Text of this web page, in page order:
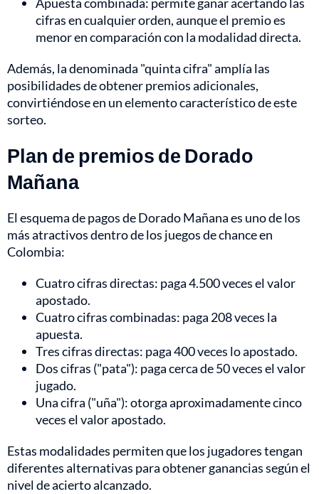
cifras en cualquier orden, aunque el premio es
menor en comparación con la modalidad directa.
Además, la denominada "quinta cifra" amplía las
posibilidades de obtener premios adicionales,
convirtiéndose en un elemento característico de este
sorteo.
Plan de premios de Dorado
Mañana
El esquema de pagos de Dorado Mañana es uno de los
más atractivos dentro de los juegos de chance en
Colombia:
Cuatro cifras directas: paga 4.500 veces el valor
apostado.
Cuatro cifras combinadas: paga 208 veces la
apuesta.
Tres cifras directas: paga 400 veces lo apostado.
Dos cifras ("pata"): paga cerca de 50 veces el valor
jugado.
Una cifra ("uña"): otorga aproximadamente cinco
veces el valor apostado.
Estas modalidades permiten que los jugadores tengan
diferentes alternativas para obtener ganancias según el
nivel de acierto alcanzado.